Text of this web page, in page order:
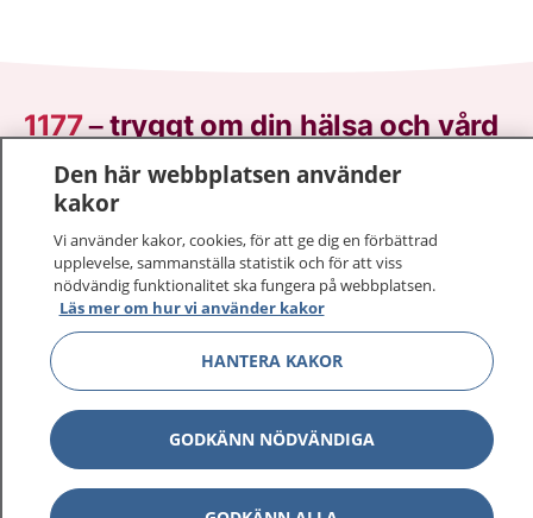
1177–tryggt om din hälsa och vård
På 1177.se får du råd om hälsa och information om
sjukdomar och vilka mottagningar du kan kontakta.
Logga in för att läsa din journal och göra dina
vårdärenden. Ring telefonnummer 1177 för
sjukvårdsrådgivning dygnet runt.
1177 ger dig råd när du vill må bättre.
1177 på flera språk Visa
Den här webbplatsen använder
kakor
Vi använder kakor, cookies, för att ge dig en förbättrad
upplevelse, sammanställa statistik och för att viss
nödvändig funktionalitet ska fungera på webbplatsen.
Läs mer om hur vi använder kakor
HANTERA KAKOR
GODKÄNN NÖDVÄNDIGA